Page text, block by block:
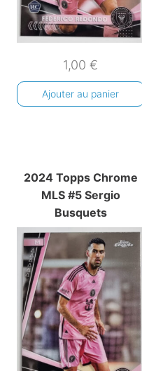
1,00€
Ajouter au panier
2024 Topps Chrome
MLS #5 Sergio
Busquets